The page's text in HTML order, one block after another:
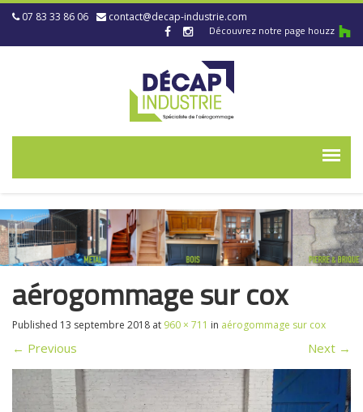
07 83 33 86 06 contact@decap-industrie.com
Découvrez notre page houzz
aérogommage sur cox
Published 13 septembre 2018 at 960 × 711 in aérogommage sur cox
← Previous Next →